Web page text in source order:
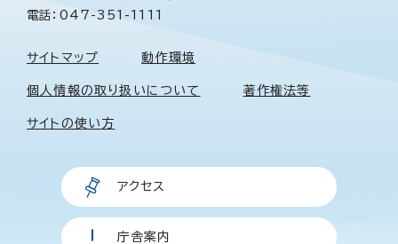
電話：047-351-1111
サイトマップ 動作環境
個人情報の取り扱いについて 著作権法等
サイトの使い方
アクセス
庁舎案内